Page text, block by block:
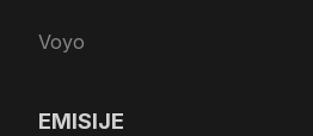
Voyo
EMISIJE